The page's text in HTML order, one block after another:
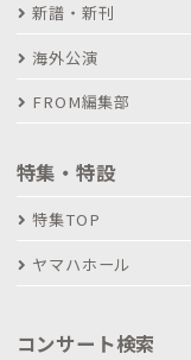
新譜・新刊
海外公演
FROM編集部
特集・特設
特集TOP
ヤマハホール
コンサート検索